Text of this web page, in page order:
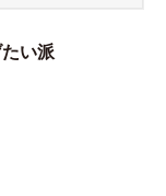
い派